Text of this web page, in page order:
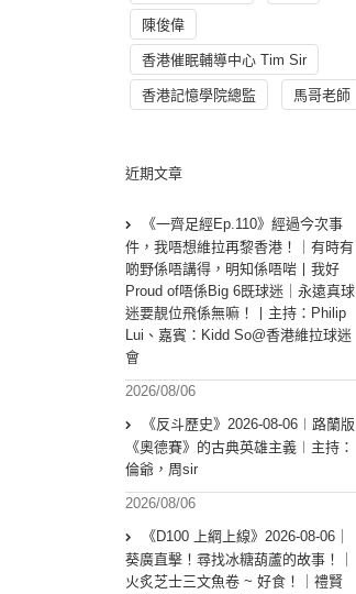
陳俊偉
香港催眠輔導中心 Tim Sir
香港記憶學院總監 馬哥老師
近期文章
《一齊足經Ep.110》經過今次事
件，我唔想維拉再黎香港！｜有時有
啲野係唔講得，明知係唔啱丨我好
Proud of唔係Big 6既球迷｜永遠真球
迷要靚位飛係無嘛！丨主持：Philip
Lui、嘉賓：Kidd So@香港維拉球迷
會
2026/08/06
《反斗歷史》2026-08-06︱路蘭版
《奧德賽》的古典英雄主義︱主持：
倫爺，周sir
2026/08/06
《D100 上綱上線》2026-08-06｜
葵廣直擊！尋找冰糖葫蘆的故事！｜
火炙芝士三文魚卷 ~ 好食！｜禮賢